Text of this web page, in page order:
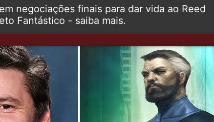
negociações finais para dar vida ao Reed
Fantástico - saiba mais.